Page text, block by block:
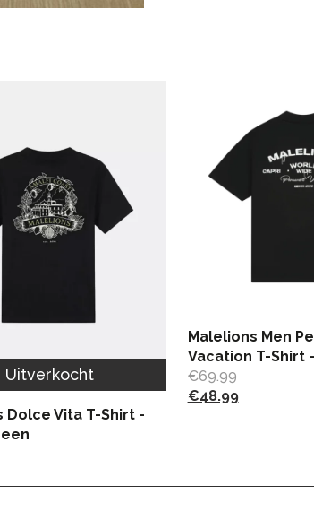
Uitverkocht
Dolce Vita T-Shirt -
Malelions Men
Vacation T-Shirt
€69.99
€48.99